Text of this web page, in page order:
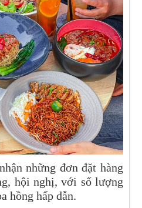
những đơn đặt hàng
hội nghị, với số lượng
hồng hấp dẫn.